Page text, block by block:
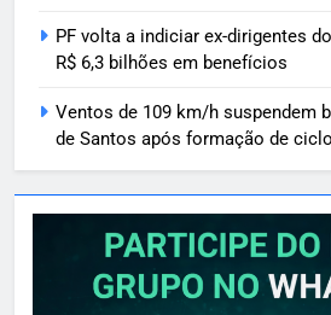
PF volta a indiciar ex-dirigentes
R$ 6,3 bilhões em benefícios
Ventos de 109 km/h suspendem
de Santos após formação de